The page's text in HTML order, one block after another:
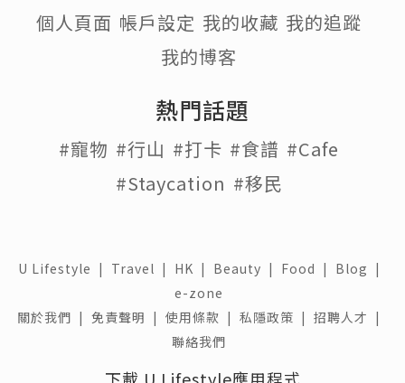
個人頁面 帳戶設定 我的收藏 我的追蹤
我的博客
熱門話題
#寵物 #行山 #打卡 #食譜 #Cafe
#Staycation #移民
U Lifestyle | Travel | HK | Beauty | Food | Blog |
e-zone
關於我們 | 免責聲明 | 使用條款 | 私隱政策 | 招聘人才 |
聯絡我們
下載 U Lifestyle應用程式